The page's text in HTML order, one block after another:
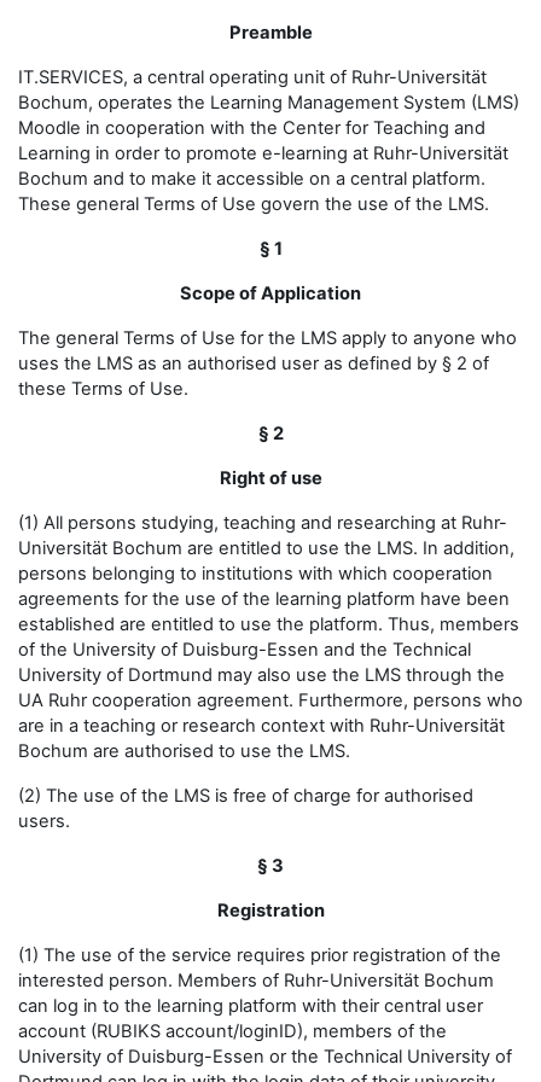
Preamble
IT.SERVICES, a central operating unit of Ruhr-Universität
Bochum, operates the Learning Management System (LMS)
Moodle in cooperation with the Center for Teaching and
Learning in order to promote e-learning at Ruhr-Universität
Bochum and to make it accessible on a central platform.
These general Terms of Use govern the use of the LMS.
§ 1
Scope of Application
The general Terms of Use for the LMS apply to anyone who
uses the LMS as an authorised user as defined by § 2 of
these Terms of Use.
§ 2
Right of use
(1) All persons studying, teaching and researching at Ruhr-
Universität Bochum are entitled to use the LMS. In addition,
persons belonging to institutions with which cooperation
agreements for the use of the learning platform have been
established are entitled to use the platform. Thus, members
of the University of Duisburg-Essen and the Technical
University of Dortmund may also use the LMS through the
UA Ruhr cooperation agreement. Furthermore, persons who
are in a teaching or research context with Ruhr-Universität
Bochum are authorised to use the LMS.
(2) The use of the LMS is free of charge for authorised
users.
§ 3
Registration
(1) The use of the service requires prior registration of the
interested person. Members of Ruhr-Universität Bochum
can log in to the learning platform with their central user
account (RUBIKS account/loginID), members of the
University of Duisburg-Essen or the Technical University of